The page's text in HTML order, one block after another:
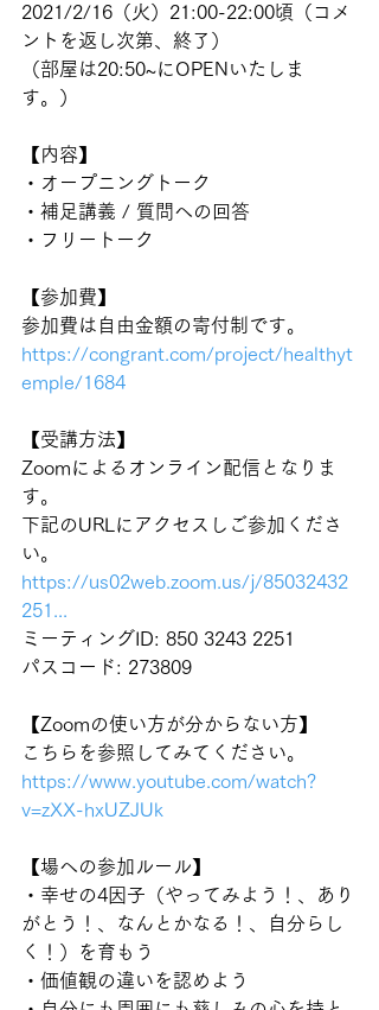
2021/2/16（火）21:00-22:00頃（コメ
ントを返し次第、終了）
（部屋は20:50~にOPENいたしま
す。）
【内容】
・オープニングトーク
・補足講義 / 質問への回答
・フリートーク
【参加費】
参加費は自由金額の寄付制です。
https://congrant.com/project/healthyt
emple/1684
【受講方法】
Zoomによるオンライン配信となりま
す。
下記のURLにアクセスしご参加くださ
い。
https://us02web.zoom.us/j/85032432
251...
ミーティングID: 850 3243 2251
パスコード: 273809
【Zoomの使い方が分からない方】
こちらを参照してみてください。
https://www.youtube.com/watch?
v=zXX-hxUZJUk
【場への参加ルール】
・幸せの4因子（やってみよう！、あり
がとう！、なんとかなる！、自分らし
く！）を育もう
・価値観の違いを認めよう